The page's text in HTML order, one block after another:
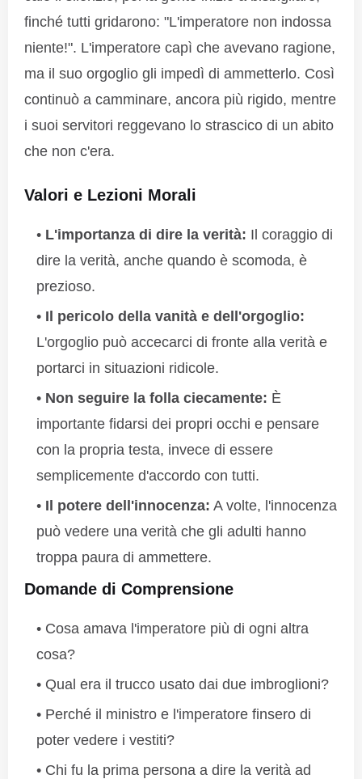
finché tutti gridarono: "L'imperatore non indossa
niente!". L'imperatore capì che avevano ragione,
ma il suo orgoglio gli impedì di ammetterlo. Così
continuò a camminare, ancora più rigido, mentre
i suoi servitori reggevano lo strascico di un abito
che non c'era.
Valori e Lezioni Morali
L'importanza di dire la verità: Il coraggio di
dire la verità, anche quando è scomoda, è
prezioso.
Il pericolo della vanità e dell'orgoglio:
L'orgoglio può accecarci di fronte alla verità e
portarci in situazioni ridicole.
Non seguire la folla ciecamente: È
importante fidarsi dei propri occhi e pensare
con la propria testa, invece di essere
semplicemente d'accordo con tutti.
Il potere dell'innocenza: A volte, l'innocenza
può vedere una verità che gli adulti hanno
troppa paura di ammettere.
Domande di Comprensione
Cosa amava l'imperatore più di ogni altra
cosa?
Qual era il trucco usato dai due imbroglioni?
Perché il ministro e l'imperatore finsero di
poter vedere i vestiti?
Chi fu la prima persona a dire la verità ad